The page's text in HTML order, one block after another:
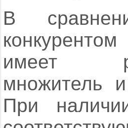
В
имеет
множитель
При